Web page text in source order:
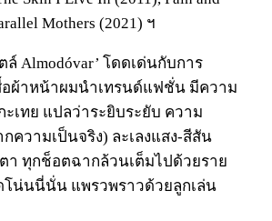
Mothers (2021) ฯ
ล์ Almodóvar’ โดดเด่นกับการ
อผ้าหน้าผมนำเทรนด์แฟชั่น มีความ
ะเทย แปลว่าระยิบระยับ ความ
ความเป็นจริง) ละเลงแสง-สีสัน
า ทุกช็อตฉากล้วนเต็มไปด้วยราย
โน่นนี่นั่น แพรวพราวด้วยลูกเล่น